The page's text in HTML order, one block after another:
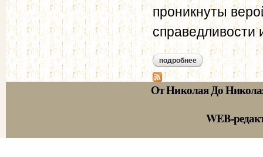
проникнуты
справедливости
подробнее о краткий обзор
От Николая До
WEB-